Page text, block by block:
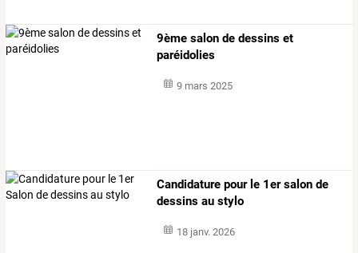
9ème salon de dessins et
paréidolies
9 mars 2025
Candidature pour le 1er salon de
dessins au stylo
18 janv. 2026